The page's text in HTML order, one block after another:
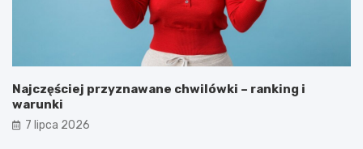
Najczęściej przyznawane chwilówki – ranking i
warunki
7 lipca 2026